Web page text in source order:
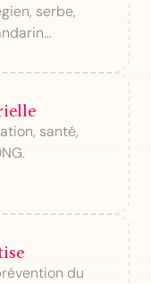
serbe,
santé,
du